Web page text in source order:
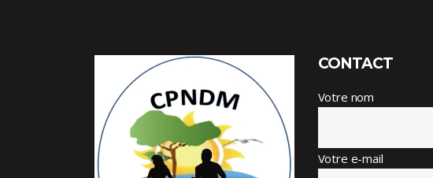
CONTACT
Votre nom
Votre e-mail